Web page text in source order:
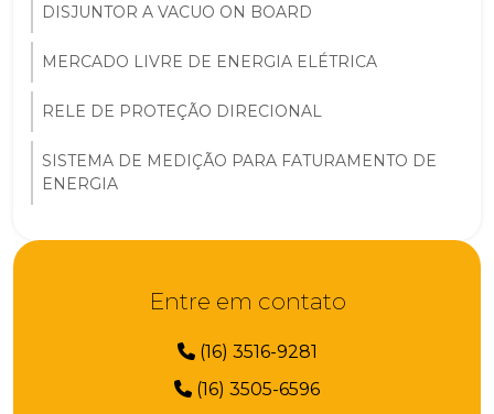
DISJUNTOR A VACUO ON BOARD
MERCADO LIVRE DE ENERGIA ELÉTRICA
RELE DE PROTEÇÃO DIRECIONAL
SISTEMA DE MEDIÇÃO PARA FATURAMENTO DE
ENERGIA
Entre em contato
(16) 3516-9281
(16) 3505-6596